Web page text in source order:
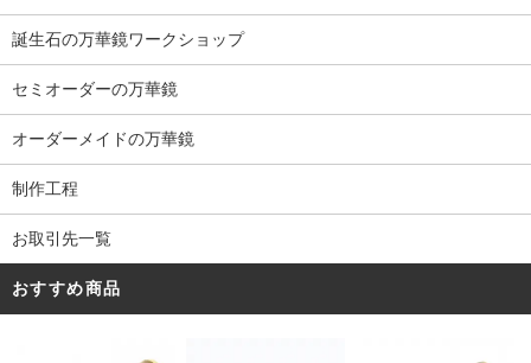
誕生石の万華鏡ワークショップ
セミオーダーの万華鏡
オーダーメイドの万華鏡
制作工程
お取引先一覧
おすすめ商品